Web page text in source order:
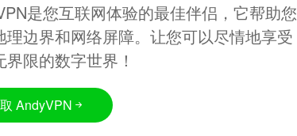
是您互联网体验的最佳伴侣，它帮助您
理边界和网络屏障。让您可以尽情地享受
界限的数字世界！
AndyVPN